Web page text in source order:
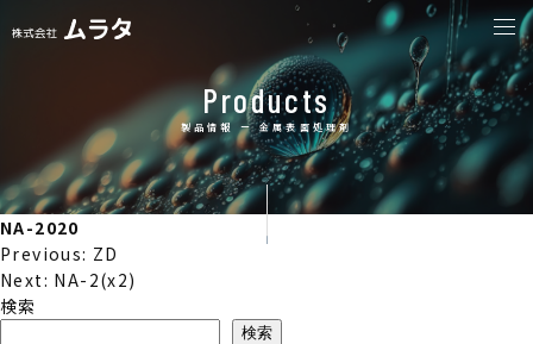
Products
製品情報 ー 金属表面処理剤
NA-2020
投
稿
ナ
Previous: ZD
Next: NA-2(x2)
検索
検索